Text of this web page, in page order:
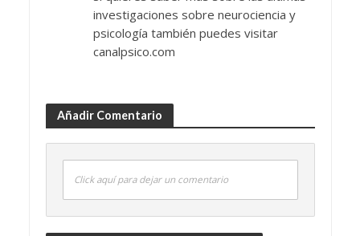
investigaciones sobre neurociencia y
psicología también puedes visitar
canalpsico.com
Añadir Comentario
Click aquí para dejar un comentario